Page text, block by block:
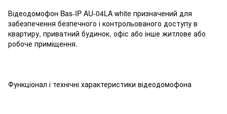
Відеодомофон Bas-IP AU-04LA white призначений для
забезпечення безпечного і контрольованого доступу в
квартиру, приватний будинок, офіс або інше житлове або
робоче приміщення.
Функціонал і технічні характеристики відеодомофона